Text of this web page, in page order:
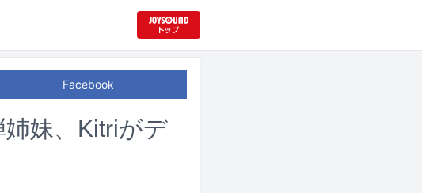
Facebook
妹、Kitriがデ